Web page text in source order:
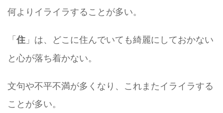
何よりイライラすることが多い。
「住 」は、どこに住んでいても綺麗にしておかない
と心が落ち着かない。
文句や不平不満が多くなり、これまたイライラする
ことが多い。